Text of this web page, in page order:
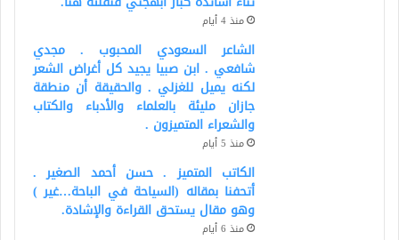
منذ 4 أيام
الشاعر السعودي المحبوب . مجدي
شافعي . ابن صبيا يجيد كل أغراض الشعر
لكنه يميل للغزلي . والحقيقة أن منطقة
جازان مليئة بالعلماء والأدباء والكتاب
والشعراء المتميزون .
منذ 5 أيام
الكاتب المتميز . حسن أحمد الصغير .
أتحفنا بمقاله (السياحة في الباحة…غير )
وهو مقال يستحق القراءة والإشادة.
منذ 6 أيام